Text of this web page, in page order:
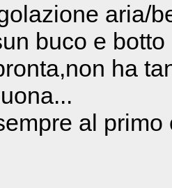
aria/
buco e
ha
al